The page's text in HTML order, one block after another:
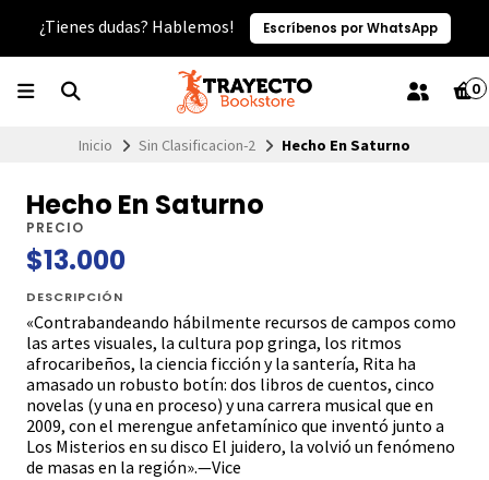
¿Tienes dudas? Hablemos! Escríbenos por WhatsApp
0
Inicio Sin Clasificacion-2 Hecho En Saturno
Hecho En Saturno
PRECIO
$13.000
DESCRIPCIÓN
«Contrabandeando hábilmente recursos de campos como
las artes visuales, la cultura pop gringa, los ritmos
afrocaribeños, la ciencia ficción y la santería, Rita ha
amasado un robusto botín: dos libros de cuentos, cinco
novelas (y una en proceso) y una carrera musical que en
2009, con el merengue anfetamínico que inventó junto a
Los Misterios en su disco El juidero, la volvió un fenómeno
de masas en la región».—Vice